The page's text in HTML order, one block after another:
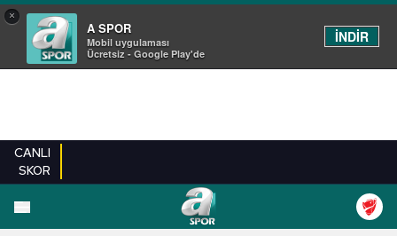
×
A SPOR
Mobil uygulaması
Ücretsiz - Google Play'de
İNDİR
CANLI
SKOR